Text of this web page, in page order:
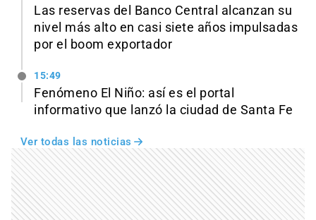
Las reservas del Banco Central alcanzan su
nivel más alto en casi siete años impulsadas
por el boom exportador
15:49
Fenómeno El Niño: así es el portal
informativo que lanzó la ciudad de Santa Fe
Ver todas las noticias